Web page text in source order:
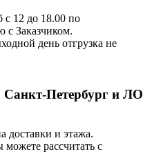
с 12 до 18.00 по
с Заказчиком.
день отгрузка не
Санкт-Петербург и ЛО
доставки и этажа.
рассчитать с